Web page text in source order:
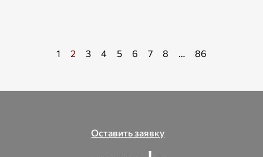
1 2 3 4 5 6 7 8 … 86
Оставить заявку